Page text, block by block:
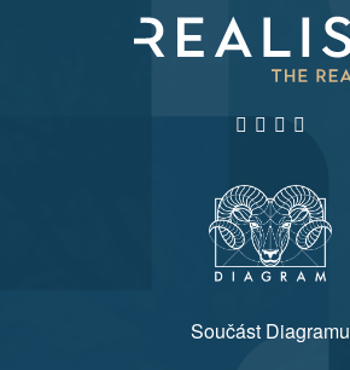
Součást Diagramu